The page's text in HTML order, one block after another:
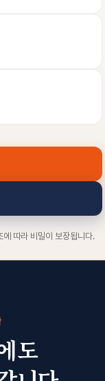
따라 비밀이 보장됩니다.
도